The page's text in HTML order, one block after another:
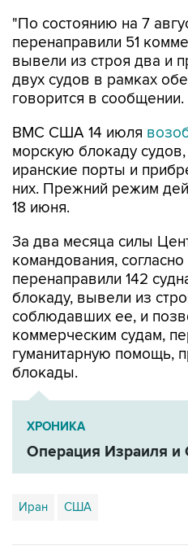
"По состоянию на 7
перенаправили 51
вывели из строя два и
двух судов в рамках
говорится в сообщении.
ВМС США 14 июля
морскую блокаду
иранские порты и
них. Прежний режим
18 июня.
За два месяца силы
командования,
перенаправили 142
блокаду, вывели из
соблюдавших ее, и
коммерческим судам,
гуманитарную помощь,
блокады.
ХРОНИКА
Операция Израиля
Иран США